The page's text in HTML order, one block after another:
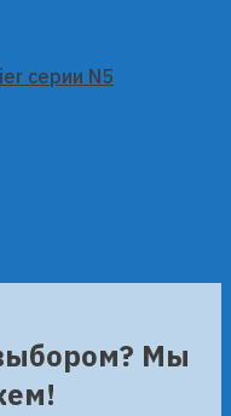
серии N5
Мы